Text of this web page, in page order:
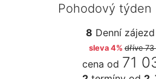
Pohodový týden
8 Denní zájezd
sleva 4% dříve73
cena od 71